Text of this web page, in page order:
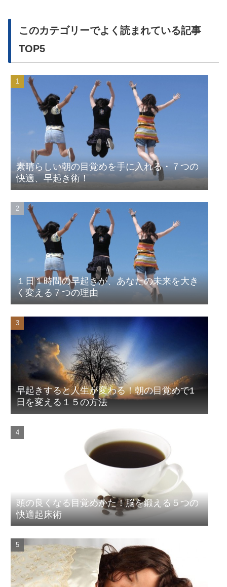
このカテゴリーでよく読まれている記事
TOP5
素晴らしい朝の目覚めを手に入れる・７つの
快適、早起き術！
１日１時間の早起きが、あなたの未来を大き
く変える７つの理由
早起きすると人生が変わる！朝の目覚めで1
日を変える１５の方法
頭の良くなる目覚めかた！脳を鍛える５つの
快適起床術